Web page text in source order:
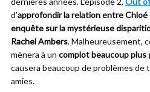
d’approfondir la relation entre Chloé
enquête sur la mystérieuse
Rachel Ambers. Malheureusement,
mènera à un complot beaucoup plus
causera beaucoup de problèmes
amies.